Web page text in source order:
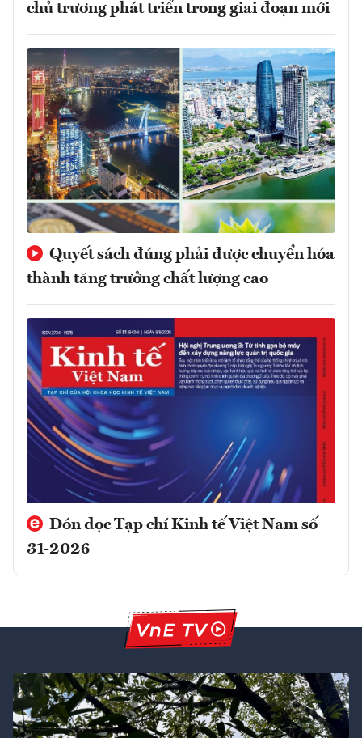
chủ trương phát triển trong giai đoạn mới
Quyết sách đúng phải được chuyển hóa
thành tăng trưởng chất lượng cao
Đón đọc Tạp chí Kinh tế Việt Nam số
31-2026